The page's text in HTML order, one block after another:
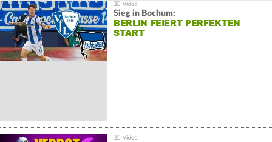
Sieg in Bochum:
BERLIN FEIERT PERFEKTEN
START